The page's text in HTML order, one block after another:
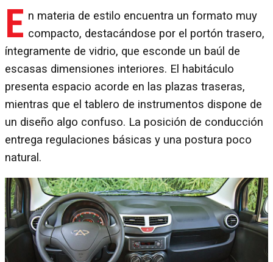
E n materia de estilo encuentra un formato muy
compacto, destacándose por el portón trasero,
íntegramente de vidrio, que esconde un baúl de
escasas dimensiones interiores. El habitáculo
presenta espacio acorde en las plazas traseras,
mientras que el tablero de instrumentos dispone de
un diseño algo confuso. La posición de conducción
entrega regulaciones básicas y una postura poco
natural.